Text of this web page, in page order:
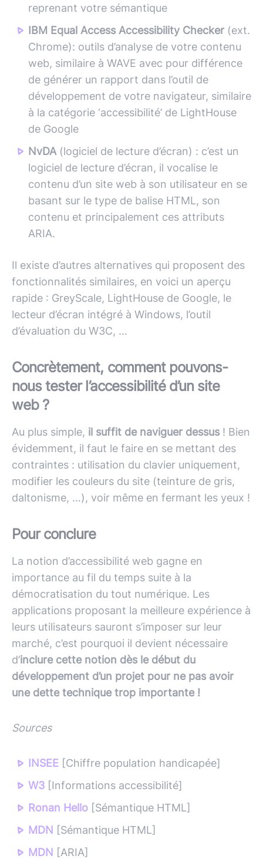
reprenant votre sémantique
IBM Equal Access Accessibility Checker (ext.
Chrome): outils d’analyse de votre contenu
web, similaire à WAVE avec pour différence
de générer un rapport dans l’outil de
développement de votre navigateur, similaire
à la catégorie ‘accessibilité’ de LightHouse
de Google
NvDA (logiciel de lecture d’écran) : c’est un
logiciel de lecture d’écran, il vocalise le
contenu d’un site web à son utilisateur en se
basant sur le type de balise HTML, son
contenu et principalement ces attributs
ARIA.
Il existe d’autres alternatives qui proposent des
fonctionnalités similaires, en voici un aperçu
rapide : GreyScale, LightHouse de Google, le
lecteur d’écran intégré à Windows, l’outil
d’évaluation du W3C, …
Concrètement, comment pouvons-
nous tester l’accessibilité d’un site
web ?
Au plus simple, il suffit de naviguer dessus ! Bien
évidemment, il faut le faire en se mettant des
contraintes : utilisation du clavier uniquement,
modifier les couleurs du site (teinture de gris,
daltonisme, …), voir même en fermant les yeux !
Pour conclure
La notion d’accessibilité web gagne en
importance au fil du temps suite à la
démocratisation du tout numérique. Les
applications proposant la meilleure expérience à
leurs utilisateurs sauront s’imposer sur leur
marché, c’est pourquoi il devient nécessaire
d’inclure cette notion dès le début du
développement d’un projet pour ne pas avoir
une dette technique trop importante !
Sources
INSEE [Chiffre population handicapée]
W3 [Informations accessibilité]
Ronan Hello [Sémantique HTML]
MDN [Sémantique HTML]
MDN [ARIA]